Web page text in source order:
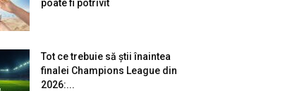
poate fi potrivit
Tot ce trebuie să știi înaintea
finalei Champions League din
2026:...